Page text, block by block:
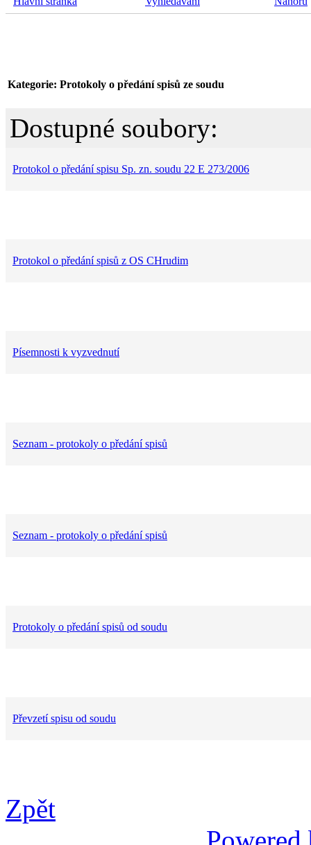
Kategorie: Protokoly o předání spisů ze soudu
Dostupné soubory:
Protokol o předání spisu Sp. zn. soudu 22 E 273/2006
Protokol o předání spisů z OS CHrudim
Písemnosti k vyzvednutí
Seznam - protokoly o předání spisů
Seznam - protokoly o předání spisů
Protokoly o předání spisů od soudu
Převzetí spisu od soudu
Zpět